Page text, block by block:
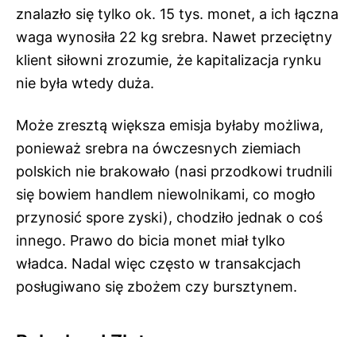
znalazło się tylko ok. 15 tys. monet, a ich łączna
waga wynosiła 22 kg srebra. Nawet przeciętny
klient siłowni zrozumie, że kapitalizacja rynku
nie była wtedy duża.
Może zresztą większa emisja byłaby możliwa,
ponieważ srebra na ówczesnych ziemiach
polskich nie brakowało (nasi przodkowi trudnili
się bowiem handlem niewolnikami, co mogło
przynosić spore zyski), chodziło jednak o coś
innego. Prawo do bicia monet miał tylko
władca. Nadal więc często w transakcjach
posługiwano się zbożem czy bursztynem.